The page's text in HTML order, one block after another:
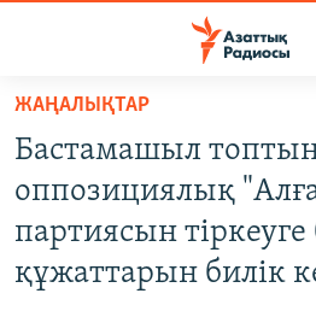
Skip
main
content
to
main
ЖАҢАЛЫҚТАР
Бастамашыл
оппозициялық
партиясын тіркеуге
құжаттарын билік